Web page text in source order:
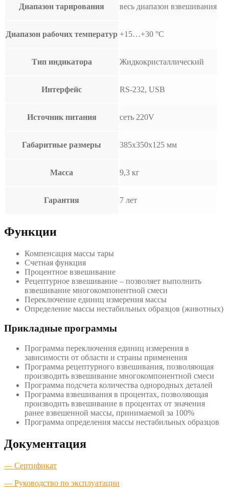
Диапазон тарирования весь диапазон взвешивания
Диапазон рабочих температур +15…+30 °С
Тип индикатора Жидкокристаллический
Интерфейс RS-232, USB
Источник питания сеть 220V
Габаритные размеры 385х350х125 мм
Масса 9,3 кг
Гарантия 7 лет
Функции
Компенсация массы тары
Счетная функция
Процентное взвешивание
Рецептурное взвешивание – позволяет выполнить
взвешивание многокомпонентной смеси
Переключение единиц измерения массы
Определение массы нестабильных образцов (животных)
Прикладные программы
Программа переключения единиц измерения в
зависимости от области и страны применения
Программа рецептурного взвешивания, позволяющая
производить взвешивание многокомпонентной смеси
Программа подсчета количества однородных деталей
Программа взвешивания в процентах, позволяющая
производить взвешивание в процентах от значения
ранее взвешенной массы, принимаемой за 100%
Программа определения массы нестабильных образцов
Документация
— Сертификат
— Руководство по эксплуатации